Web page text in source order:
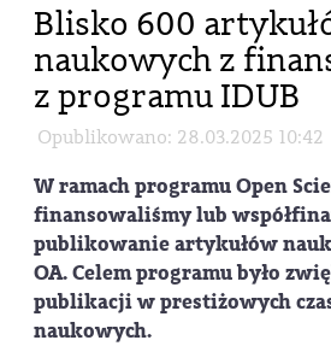
Blisko 600
naukowych z
z programu IDUB
Opublikowano: 28.03.2025 10:42
W ramach programu Open
finansowaliśmy lub
publikowanie artykułów
OA. Celem programu było
publikacji w prestiżowych
naukowych.